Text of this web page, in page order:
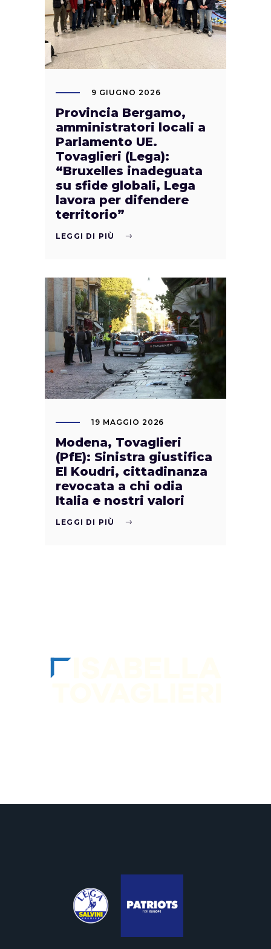
9 GIUGNO 2026
Provincia Bergamo,
amministratori locali a
Parlamento UE.
Tovaglieri (Lega):
“Bruxelles inadeguata
su sfide globali, Lega
lavora per difendere
territorio”
LEGGI DI PIÙ
19 MAGGIO 2026
Modena, Tovaglieri
(PfE): Sinistra giustifica
El Koudri, cittadinanza
revocata a chi odia
Italia e nostri valori
LEGGI DI PIÙ